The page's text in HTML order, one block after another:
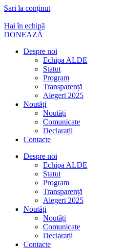
Sari la conținut
Hai în echipă
DONEAZĂ
Despre noi
Echipa ALDE
Statut
Program
Transparență
Alegeri 2025
Noutăți
Noutăți
Comunicate
Declarații
Contacte
Despre noi
Echipa ALDE
Statut
Program
Transparență
Alegeri 2025
Noutăți
Noutăți
Comunicate
Declarații
Contacte